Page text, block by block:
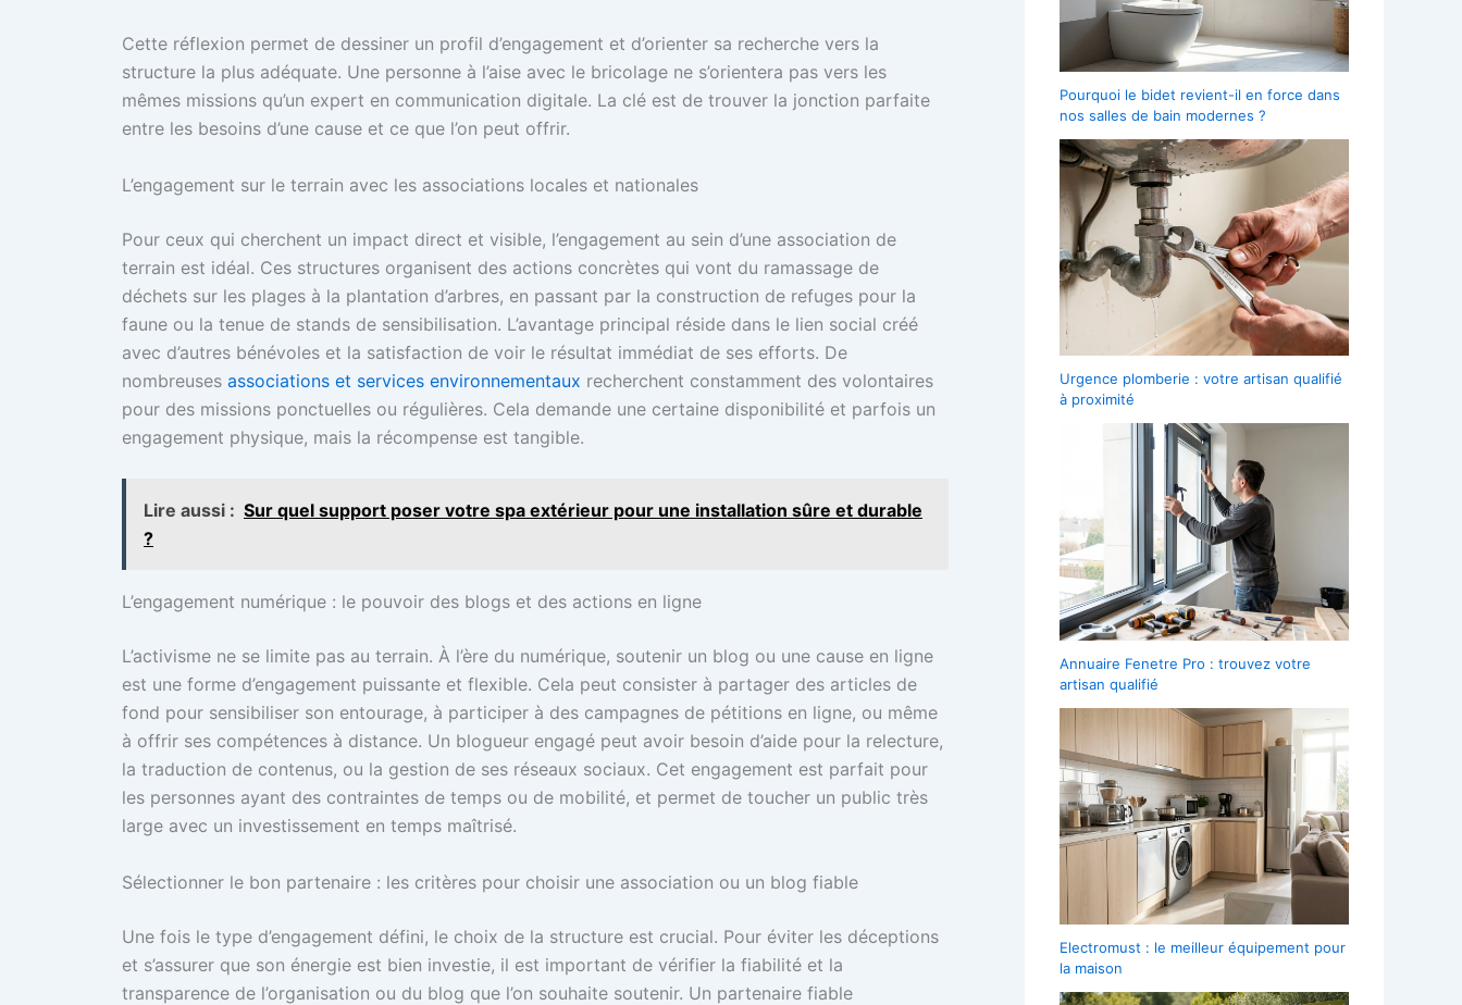
Cette réflexion permet de dessiner un profil d’engagement et d’orienter sa recherche vers la
structure la plus adéquate. Une personne à l’aise avec le bricolage ne s’orientera pas vers les
mêmes missions qu’un expert en communication digitale. La clé est de trouver la jonction parfaite
entre les besoins d’une cause et ce que l’on peut offrir.
L’engagement sur le terrain avec les associations locales et nationales
Pour ceux qui cherchent un impact direct et visible, l’engagement au sein d’une association de
terrain est idéal. Ces structures organisent des actions concrètes qui vont du ramassage de
déchets sur les plages à la plantation d’arbres, en passant par la construction de refuges pour la
faune ou la tenue de stands de sensibilisation. L’avantage principal réside dans le lien social créé
avec d’autres bénévoles et la satisfaction de voir le résultat immédiat de ses efforts. De
nombreuses associations et services environnementaux recherchent constamment des volontaires
pour des missions ponctuelles ou régulières. Cela demande une certaine disponibilité et parfois un
engagement physique, mais la récompense est tangible.
Lire aussi : Sur quel support poser votre spa extérieur pour une installation sûre et durable
?
L’engagement numérique : le pouvoir des blogs et des actions en ligne
L’activisme ne se limite pas au terrain. À l’ère du numérique, soutenir un blog ou une cause en ligne
est une forme d’engagement puissante et flexible. Cela peut consister à partager des articles de
fond pour sensibiliser son entourage, à participer à des campagnes de pétitions en ligne, ou même
à offrir ses compétences à distance. Un blogueur engagé peut avoir besoin d’aide pour la relecture,
la traduction de contenus, ou la gestion de ses réseaux sociaux. Cet engagement est parfait pour
les personnes ayant des contraintes de temps ou de mobilité, et permet de toucher un public très
large avec un investissement en temps maîtrisé.
Sélectionner le bon partenaire : les critères pour choisir une association ou un blog fiable
Une fois le type d’engagement défini, le choix de la structure est crucial. Pour éviter les déceptions
et s’assurer que son énergie est bien investie, il est important de vérifier la fiabilité et la
transparence de l’organisation ou du blog que l’on souhaite soutenir. Un partenaire fiable
Pourquoi le bidet revient-il en force dans
nos salles de bain modernes ?
Urgence plomberie : votre artisan qualifié
à proximité
Annuaire Fenetre Pro : trouvez votre
artisan qualifié
Electromust : le meilleur équipement pour
la maison